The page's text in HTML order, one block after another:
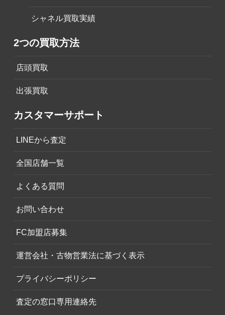
シャネル買取実績
2つの買取方法
店頭買取
出張買取
カスタマーサポート
LINEから査定
全国店舗一覧
よくある質問
お問い合わせ
FC加盟店募集
運営会社・古物営業法に基づく表示
プライバシーポリシー
査定の窓口専用連絡先